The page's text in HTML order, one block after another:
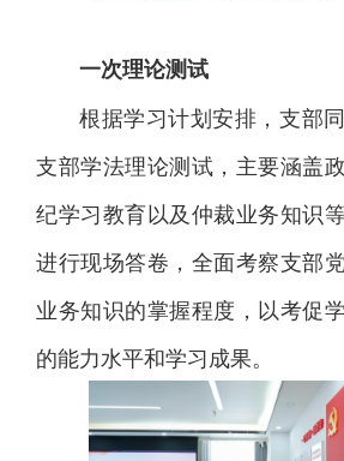
一次理论测试
根据学习计划安排，支部
支部学法理论测试，主要涵盖
纪学习教育以及仲裁业务知识
进行现场答卷，全面考察支部
业务知识的掌握程度，以考促
的能力水平和学习成果。